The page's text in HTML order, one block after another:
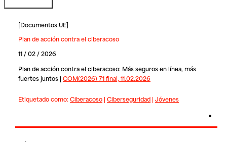
[Documentos UE]
Plan de acción contra el ciberacoso
11 / 02 / 2026
Plan de acción contra el ciberacoso: Más seguros en línea, más
fuertes juntos | COM(2026) 71 final, 11.02.2026
Etiquetado como:Ciberacoso| Ciberseguridad| Jóvenes